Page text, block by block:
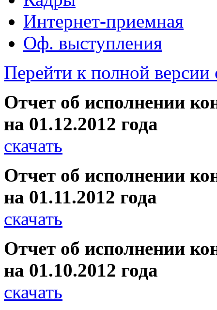
Интернет-приемная
Оф. выступления
Перейти к полной версии
Отчет об исполнении
на 01.12.2012 года
скачать
Отчет об исполнении
на 01.11.2012 года
скачать
Отчет об исполнении
на 01.10.2012 года
скачать